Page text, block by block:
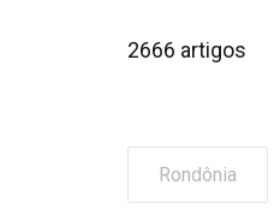
2666 artigos
Rondônia